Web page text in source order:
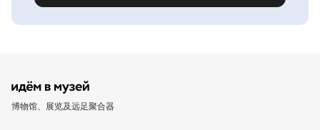
博物馆、展览及远足聚合器